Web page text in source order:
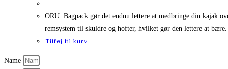
ORU Bagpack gør det endnu lettere at medbringe din kajak
remsystem til skuldre og hofter, hvilket gør den lettere at bære.
Tilføj til kurv
Name